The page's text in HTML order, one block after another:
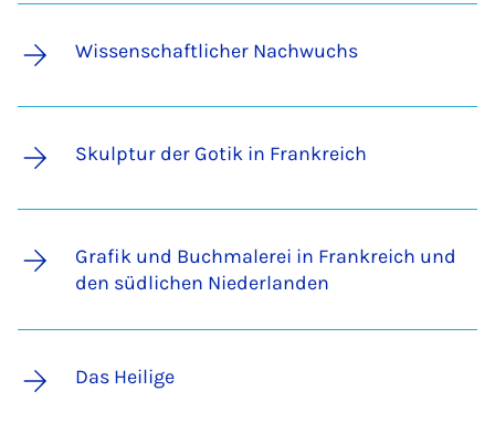
Wissenschaftlicher Nachwuchs
Skulptur der Gotik in Frankreich
Grafik und Buchmalerei in Frankreich und
den südlichen Niederlanden
Das Heilige